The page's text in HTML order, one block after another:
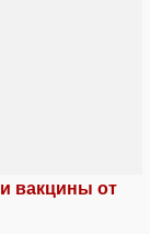
вакцины от